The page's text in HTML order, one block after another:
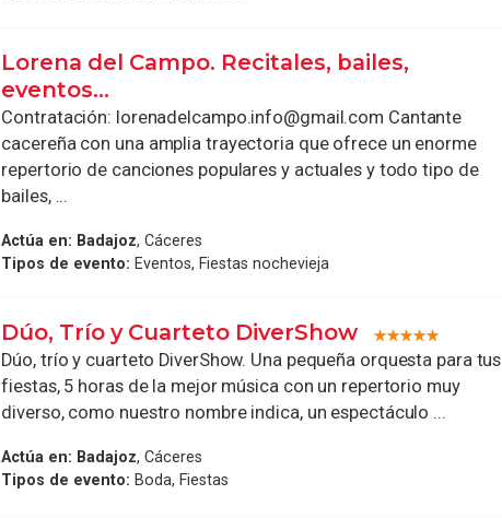
Lorena del Campo. Recitales, bailes,
eventos...
Contratación: lorenadelcampo.info@gmail.com Cantante
cacereña con una amplia trayectoria que ofrece un enorme
repertorio de canciones populares y actuales y todo tipo de
bailes, ...
Actúa en: Badajoz, Cáceres
Tipos de evento: Eventos, Fiestas nochevieja
Dúo, Trío y Cuarteto DiverShow
Dúo, trío y cuarteto DiverShow. Una pequeña orquesta para tus
fiestas, 5 horas de la mejor música con un repertorio muy
diverso, como nuestro nombre indica, un espectáculo ...
Actúa en: Badajoz, Cáceres
Tipos de evento: Boda, Fiestas